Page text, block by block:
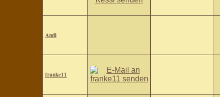
Andi
franke11